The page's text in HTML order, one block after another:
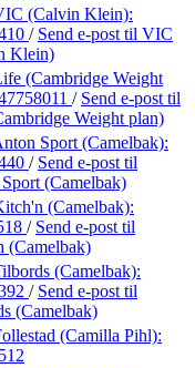
(Calvin Klein):
/ Send e-post til VIC
Klein)
(Cambridge Weight
/ Send e-post til
Weight plan)
Sport (Camelbak):
/ Send e-post til
(Camelbak)
(Camelbak):
/ Send e-post til
(Camelbak)
(Camelbak):
/ Send e-post til
(Camelbak)
(Camilla Pihl):